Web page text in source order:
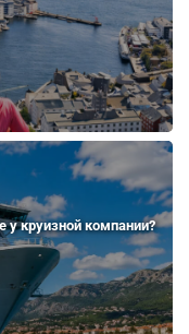
у круизной компании?